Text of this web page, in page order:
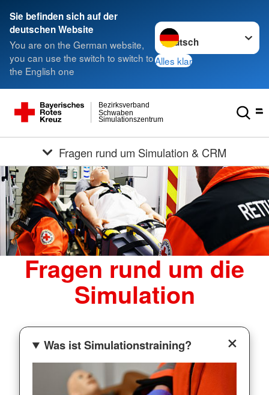
Sie befinden sich auf der
deutschen Website
You are on the German website,
you can use the switch to switch to
the English one
Sprache wechseln zu
Alles klar
Simulationszentrum
Schwaben
Bezirksverband
Fragen rund um Simulation & CRM
Fragen rund um die
Simulation
Was ist Simulationstraining?